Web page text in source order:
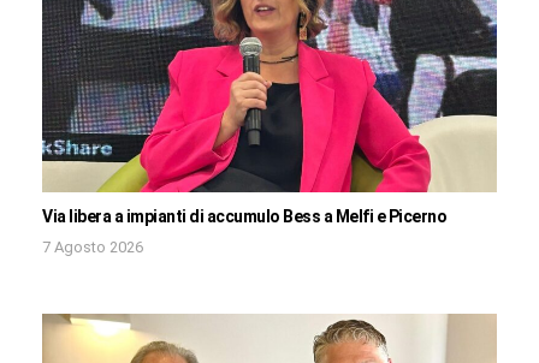
Via libera a impianti di accumulo Bess a Melfi e Picerno
7 Agosto 2026